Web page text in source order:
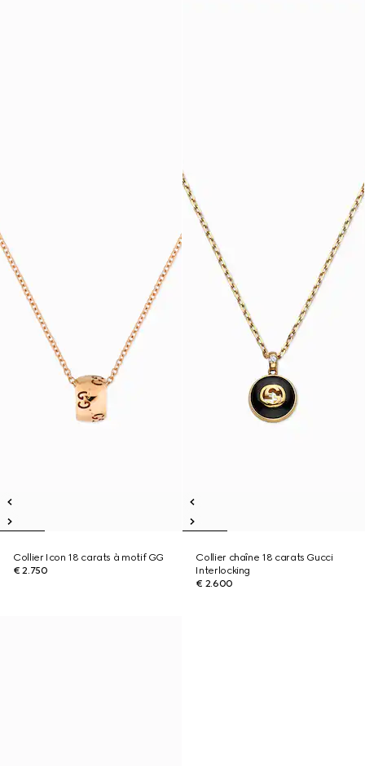
Collier Icon 18 carats à motif GG
€ 2.750
Collier chaîne 18 carats Gucci
Interlocking
€ 2.600